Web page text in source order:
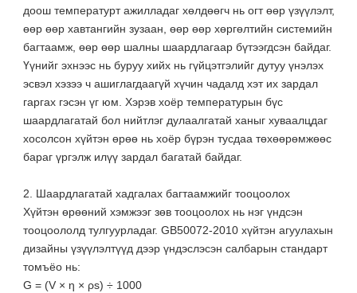
доош температурт ажилладаг хөлдөөгч нь огт өөр үзүүлэлт,
өөр өөр хавтангийн зузаан, өөр өөр хөргөлтийн системийн
багтаамж, өөр өөр шалны шаардлагаар бүтээгдсэн байдаг.
Үүнийг эхнээс нь буруу хийх нь гүйцэтгэлийг дутуу үнэлэх
эсвэл хэзээ ч ашиглагдаагүй хүчин чадалд хэт их зардал
гаргах гэсэн үг юм. Хэрэв хоёр температурын бүс
шаардлагатай бол нийтлэг дулаалгатай ханыг хуваалцдаг
хосолсон хүйтэн өрөө нь хоёр бүрэн тусдаа төхөөрөмжөөс
бараг үргэлж илүү зардал багатай байдаг.
2. Шаардлагатай хадгалах багтаамжийг тооцоолох
Хүйтэн өрөөний хэмжээг зөв тооцоолох нь нэг үндсэн
тооцоололд тулгуурладаг. GB50072-2010 хүйтэн агуулахын
дизайны үзүүлэлтүүд дээр үндэслэсэн салбарын стандарт
томъёо нь:
G = (V × η × ρs) ÷ 1000